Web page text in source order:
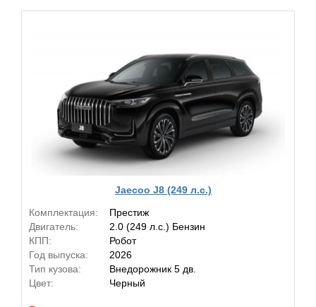
Jaecoo J8 (249 л.с.)
Комплектация:
Престиж
Двигатель:
2.0 (249 л.с.) Бензин
КПП:
Робот
Год выпуска:
2026
Тип кузова:
Внедорожник 5 дв.
Цвет:
Черный